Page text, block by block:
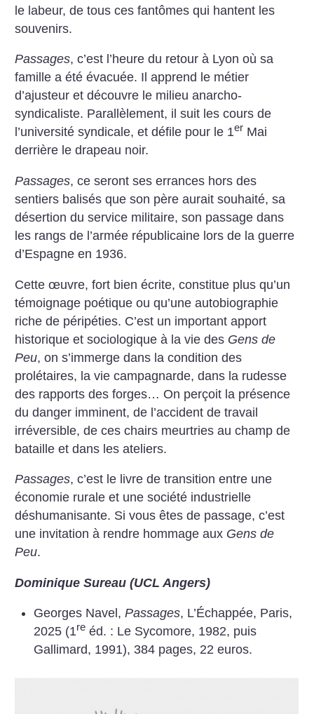
le labeur, de tous ces fantômes qui hantent les
souvenirs.
Passages, c’est l’heure du retour à Lyon où sa
famille a été évacuée. Il apprend le métier
d’ajusteur et découvre le milieu anarcho-
syndicaliste. Parallèlement, il suit les cours de
l’université syndicale, et défile pour le 1er Mai
derrière le drapeau noir.
Passages, ce seront ses errances hors des
sentiers balisés que son père aurait souhaité, sa
désertion du service militaire, son passage dans
les rangs de l’armée républicaine lors de la guerre
d’Espagne en 1936.
Cette œuvre, fort bien écrite, constitue plus qu’un
témoignage poétique ou qu’une autobiographie
riche de péripéties. C’est un important apport
historique et sociologique à la vie des Gens de
Peu, on s’immerge dans la condition des
prolétaires, la vie campagnarde, dans la rudesse
des rapports des forges… On perçoit la présence
du danger imminent, de l’accident de travail
irréversible, de ces chairs meurtries au champ de
bataille et dans les ateliers.
Passages, c’est le livre de transition entre une
économie rurale et une société industrielle
déshumanisante. Si vous êtes de passage, c’est
une invitation à rendre hommage aux Gens de
Peu.
Dominique Sureau (UCL Angers)
Georges Navel, Passages, L’Échappée, Paris,
2025 (1reéd. : Le Sycomore, 1982, puis
Gallimard, 1991), 384 pages, 22 euros.